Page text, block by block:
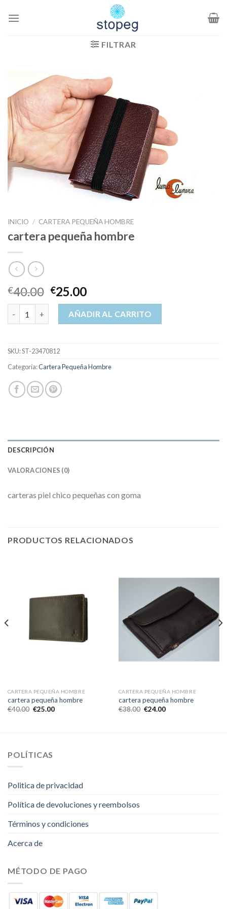
FILTRAR
INICIO / CARTERA PEQUEÑA HOMBRE
cartera pequeña hombre
€40.00 €25.00
cartera pequeña hombre cantidad
AÑADIR AL CARRITO
SKU:ST-23470812
Categoría:Cartera Pequeña Hombre
DESCRIPCIÓN
VALORACIONES (0)
carteras piel chico pequeñas con goma
PRODUCTOS RELACIONADOS
CARTERA PEQUEÑA HOMBRE
cartera pequeña hombre
€40.00 €25.00
CARTERA PEQUEÑA HOMBRE
cartera pequeña hombre
€38.00 €24.00
POLÍTICAS
Politica de privacidad
Política de devoluciones y reembolsos
Términos y condiciones
Acerca de
MÉTODO DE PAGO